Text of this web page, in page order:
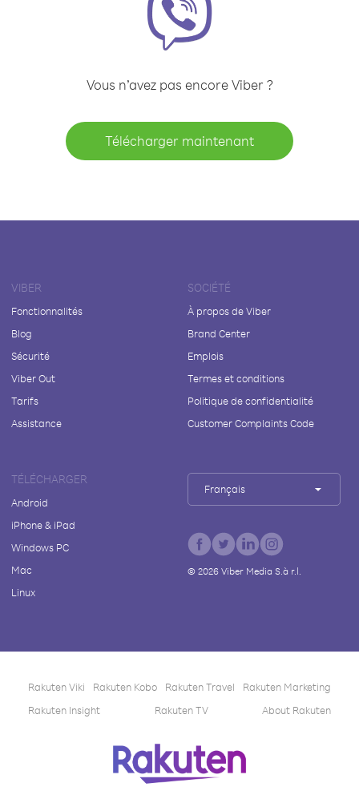
Vous n’avez pas encore Viber ?
Télécharger maintenant
VIBER
Fonctionnalités
Blog
Sécurité
Viber Out
Tarifs
Assistance
SOCIÉTÉ
À propos de Viber
Brand Center
Emplois
Termes et conditions
Politique de confidentialité
Customer Complaints Code
TÉLÉCHARGER
Android
iPhone & iPad
Windows PC
Mac
Linux
Français
© 2026Viber Media S.à r.l.
Rakuten Viki Rakuten Kobo Rakuten Travel
Rakuten Marketing
Rakuten Insight
Rakuten TV About Rakuten